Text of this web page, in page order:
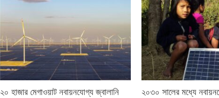
২০ হাজার মেগাওয়াট নবায়নযোগ্য জ্বালানি
২০৩০ সালের মধ্যে